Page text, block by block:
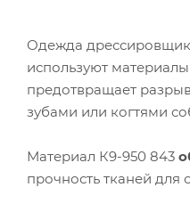
Одежда
используют
предотвращает
зубами или когтями
Материал К9-950 843
прочность тканей